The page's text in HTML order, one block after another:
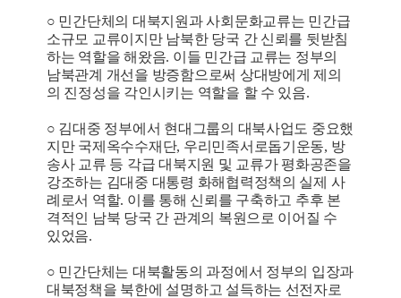
○ 민간단체의 대북지원과 사회문화교류는 민간급
소규모 교류이지만 남북한 당국 간 신뢰를 뒷받침
하는 역할을 해왔음. 이들 민간급 교류는 정부의
남북관계 개선을 방증함으로써 상대방에게 제의
의 진정성을 각인시키는 역할을 할 수 있음.
○ 김대중 정부에서 현대그룹의 대북사업도 중요했
지만 국제옥수수재단, 우리민족서로돕기운동, 방
송사 교류 등 각급 대북지원 및 교류가 평화공존을
강조하는 김대중 대통령 화해협력정책의 실제 사
례로서 역할. 이를 통해 신뢰를 구축하고 추후 본
격적인 남북 당국 간 관계의 복원으로 이어질 수
있었음.
○ 민간단체는 대북활동의 과정에서 정부의 입장과
대북정책을 북한에 설명하고 설득하는 선전자로